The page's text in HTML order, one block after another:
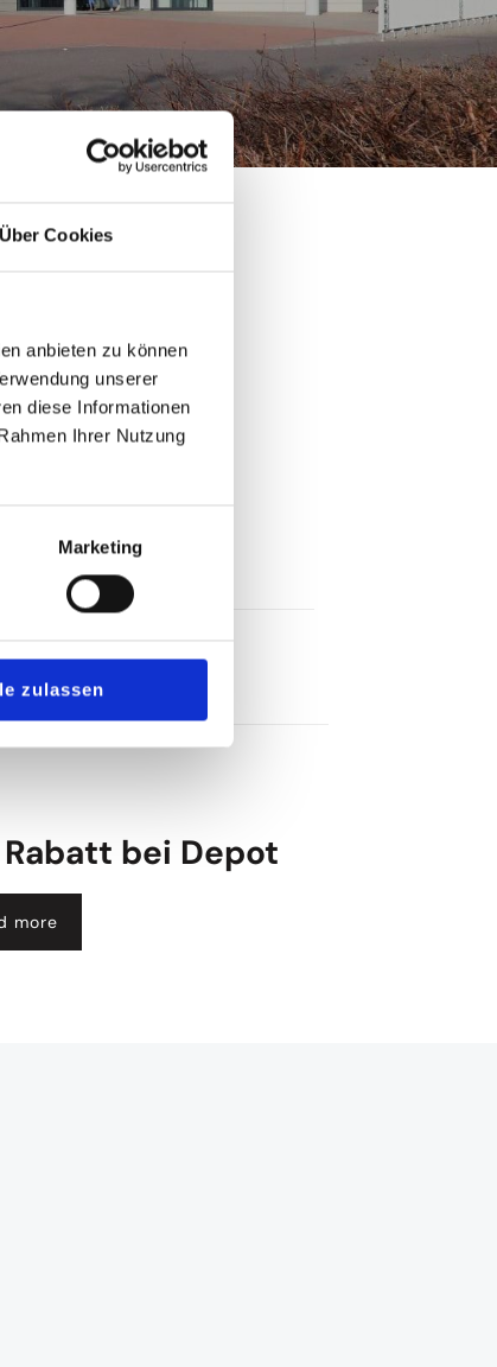
Über Cookies
anbieten zu können
unserer
diese Informationen
Ihrer Nutzung
Marketing
zulassen
zu sichern.
bei Depot
more